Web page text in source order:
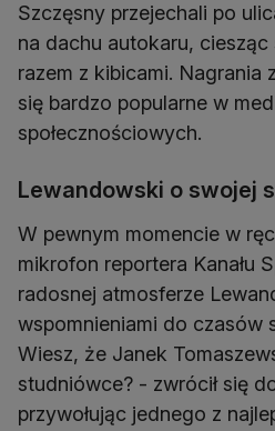
Szczęsny przejechali po
na dachu autokaru,
razem z kibicami. Nagrania
się bardzo popularne w
społecznościowych.
Lewandowski o swojej
W pewnym momencie w
mikrofon reportera Kanału
radosnej atmosferze
wspomnieniami do czasów
Wiesz, że Janek
studniówce? - zwrócił się
przywołując jednego z